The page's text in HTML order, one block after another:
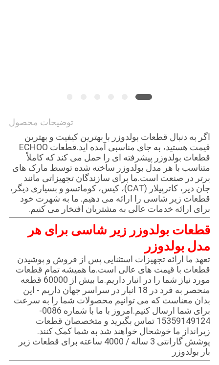
توضیحات محصول
اگر به دنبال قطعات بولدوزر با بهترین کیفیت و بهترین
قیمت هستید، به جای مناسبی آمده اید.قطعات ECHOO
قطعات بولدوزر پیشرفته ای را حمل می کند که کاملاً
متناسب با هر مدل بولدوزر ساخته شده توسط مارک های
برتر در صنعت است.ما برای سازندگان تجهیزاتی مانند
جان دیر، کاترپیلار (CAT)، کیس، کوماتسو و بسیاری دیگر،
قطعات زیر شاسی را ارائه می دهیم. ما به شهرت خود
برای ارائه خدمات عالی به مشتریان افتخار می کنیم.
قطعات بولدوزر زیر شاسی برای هر
مدل بولدوزر
تعهد ما ارائه تجهیزات استثنایی پس از فروش و پوشیدن
قطعات با قیمت های عالی است.ما همیشه تمام قطعات
مورد نیاز شما را در انبار داریم.ما بیش از 60000 قطعه
منحصر به فرد در 18 انبار در سراسر جهان داریم - این
بدان معناست که می توانیم محصولات شما را به سرعت
برای شما ارسال کنیم.امروز با ما با شماره 0086-
15359149124 تماس بگیرید و متخصصان قطعات
زیرانداز ما خوشحال خواهند شد به شما کمک کنند.
پوشش گارانتی 3 ساله / 4000 ساعته برای قطعات زیر
بار بولدوزر